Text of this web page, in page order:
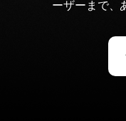
ーザーまで、